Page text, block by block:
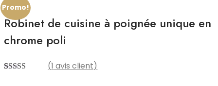
Promo!
Robinet de cuisine à poignée unique en
chrome poli
(1 avis client)